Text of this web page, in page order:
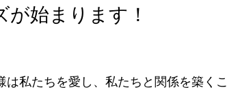
始まります！
私たちを愛し、私たちと関係を築くこ